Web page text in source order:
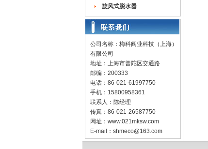
旋风式脱水器
公司名称：梅科阀业科技（上海）
有限公司
地址：上海市普陀区交通路
邮编：200333
电话：86-021-61997750
手机：15800958361
联系人：陈经理
传真：86-021-26587750
网址： www.021mksw.com
E-mail： shmeco@163.com